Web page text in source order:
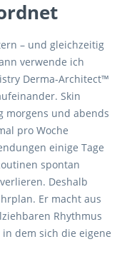
– und gleichzeitig
verwende ich
Derma-Architect™
Skin
morgens und abends
pro Woche
einige Tage
spontan
Deshalb
Er macht aus
Rhythmus
dem sich die eigene